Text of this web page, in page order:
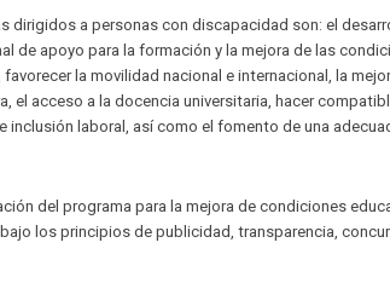
dirigidos a personas con discapacidad son: el
de apoyo para la formación y la mejora de las
la movilidad nacional e internacional, la
el acceso a la docencia universitaria, hacer
laboral, así como el fomento de una
del programa para la mejora de condiciones
los principios de publicidad, transparencia,